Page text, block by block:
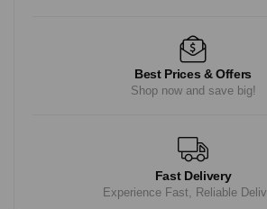
Best Prices & Offers
Shop now and save big!
Fast Delivery
Experience Fast, Reliable